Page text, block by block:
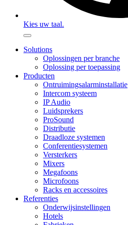
Kies uw taal.
Solutions
Oplossingen per branche
Oplossing per toepassing
Producten
Ontruimingsalarminstallatie
Intercom systeem
IP Audio
Luidsprekers
ProSound
Distributie
Draadloze systemen
Conferentiesystemen
Versterkers
Mixers
Megafoons
Microfoons
Racks en accessoires
Referenties
Onderwijsinstellingen
Hotels